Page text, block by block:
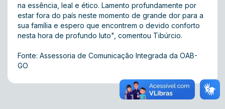
na essência, leal e ético. Lamento profundamente por
estar fora do país neste momento de grande dor para a
sua família e espero que encontrem o devido conforto
nesta hora de profundo luto", comentou Tibúrcio.
Fonte: Assessoria de Comunicação Integrada da OAB-
GO